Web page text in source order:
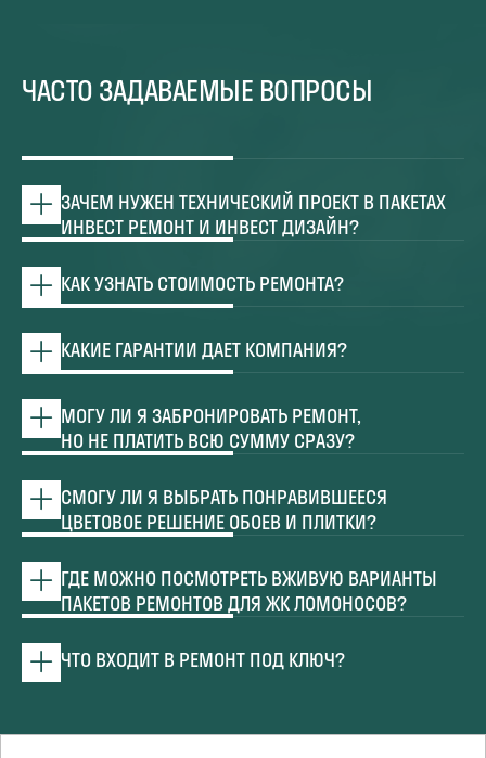
ЧАСТО ЗАДАВАЕМЫЕ ВОПРОСЫ
ЗАЧЕМ НУЖЕН ТЕХНИЧЕСКИЙ ПРОЕКТ В ПАКЕТАХ
ИНВЕСТ РЕМОНТ И ИНВЕСТ ДИЗАЙН?
КАК УЗНАТЬ СТОИМОСТЬ РЕМОНТА?
КАКИЕ ГАРАНТИИ ДАЕТ КОМПАНИЯ?
МОГУ ЛИ Я ЗАБРОНИРОВАТЬ РЕМОНТ,
НО НЕ ПЛАТИТЬ ВСЮ СУММУ СРАЗУ?
СМОГУ ЛИ Я ВЫБРАТЬ ПОНРАВИВШЕЕСЯ
ЦВЕТОВОЕ РЕШЕНИЕ ОБОЕВ И ПЛИТКИ?
ГДЕ МОЖНО ПОСМОТРЕТЬ ВЖИВУЮ ВАРИАНТЫ
ПАКЕТОВ РЕМОНТОВ ДЛЯ ЖК ЛОМОНОСОВ?
ЧТО ВХОДИТ В РЕМОНТ ПОД КЛЮЧ?